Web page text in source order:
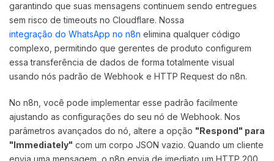
garantindo que suas mensagens continuem sendo entregues
sem risco de timeouts no Cloudflare. Nossa
integração do WhatsApp no n8n elimina qualquer código
complexo, permitindo que gerentes de produto configurem
essa transferência de dados de forma totalmente visual
usando nós padrão de Webhook e HTTP Request do n8n.
No n8n, você pode implementar esse padrão facilmente
ajustando as configurações do seu nó de Webhook. Nos
parâmetros avançados do nó, altere a opção "Respond" para
"Immediately" com um corpo JSON vazio. Quando um cliente